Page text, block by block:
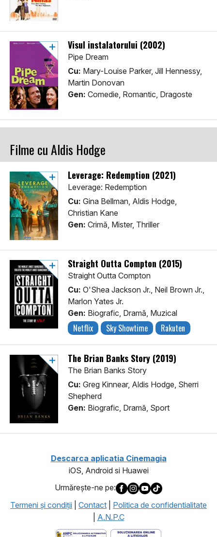
Visul instalatorului (2002)
Pipe Dream
Cu: Mary-Louise Parker, Jill Hennessy,
Martin Donovan
Gen: Comedie, Romantic, Dragoste
Filme cu Aldis Hodge
Leverage: Redemption (2021)
Leverage: Redemption
Cu: Gina Bellman, Aldis Hodge,
Christian Kane
Gen: Crimă, Mister, Thriller
Straight Outta Compton (2015)
Straight Outta Compton
Cu: O'Shea Jackson Jr., Neil Brown Jr.,
Marlon Yates Jr.
Gen: Biografic, Dramă, Muzical
Netflix Sky Showtime Rakuten
The Brian Banks Story (2019)
The Brian Banks Story
Cu: Greg Kinnear, Aldis Hodge, Sherri
Shepherd
Gen: Biografic, Dramă, Sport
Descarca aplicatia Cinemagia
iOS, Android si Huawei
Urmăreşte-ne pe:
Termeni şi condiţii
Contact
Politica de confidentialitate
A.N.P.C